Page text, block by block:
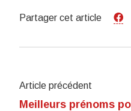
Partager cet article
Article précédent
Meilleurs prénoms